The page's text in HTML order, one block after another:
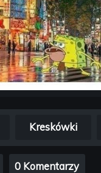
Kreskówki
0 Komentarzy